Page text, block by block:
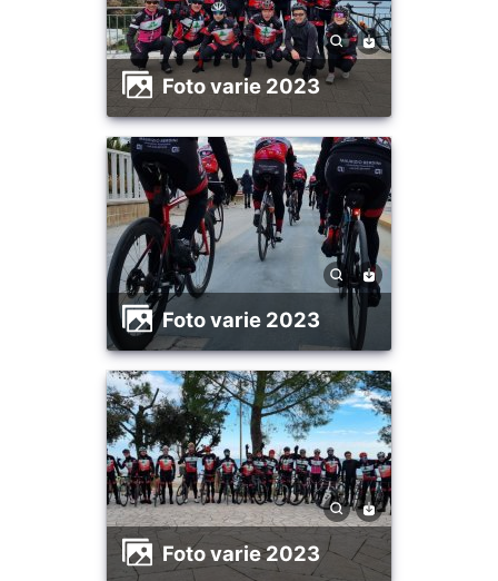
foto varie 2023
foto varie 2023
foto varie 2023